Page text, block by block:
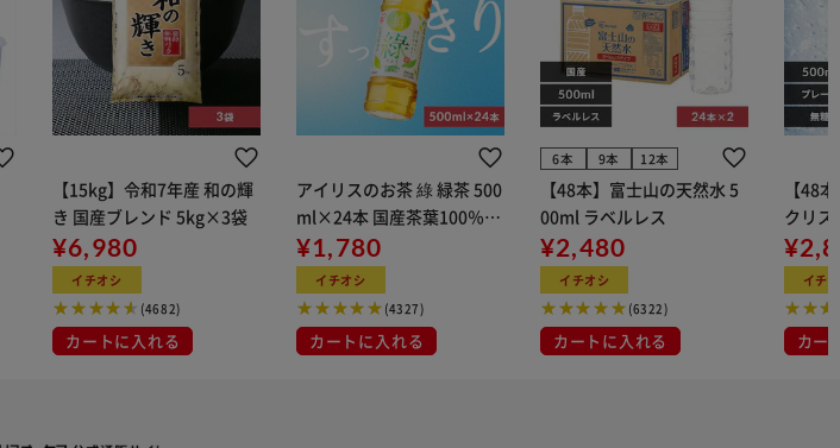
【15kg】令和7年産 和の輝
き 国産ブレンド 5kg×3袋
¥6,980
イチオシ
(4682)
カートに入れる
アイリスのお茶 綠 緑茶 500
ml×24本 国産茶葉100％使
用
¥1,780
イチオシ
(4327)
カートに入れる
6本 9本 12本
【48本】富士山の天然水 5
00ml ラベルレス
¥2,480
イチオシ
(6322)
カートに入れる
【48
クリス
ン
イチ
カー